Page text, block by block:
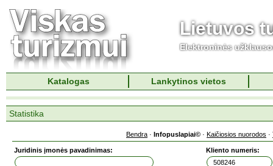
Lietuvos
Elektroninės
Katalogas Lankytinos vietos
Statistika
Bendra · Infopuslapiai© · Kaičiosios nuorodos ·
Juridinis įmonės pavadinimas: Kliento numeris: